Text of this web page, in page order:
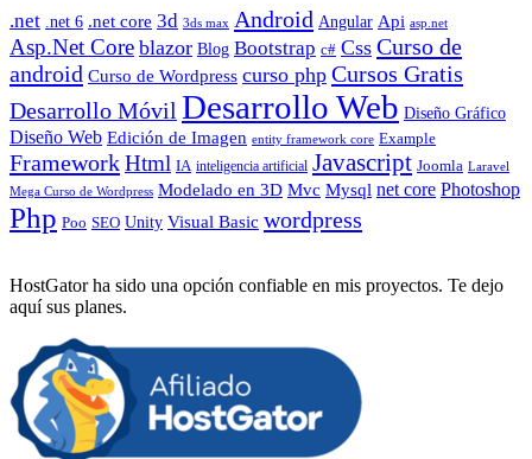
.net .net 6 .net core 3d 3ds max Android Angular Api asp.net
Asp.Net Core blazor Blog Bootstrap c# Css Curso de
android Curso de Wordpress curso php Cursos Gratis
Desarrollo Móvil Desarrollo Web Diseño Gráfico
Diseño Web Edición de Imagen entity framework core Example
FrameworkHtml IA inteligencia artificial Javascript Joomla Laravel
Mega Curso de Wordpress Modelado en 3D Mvc Mysql net core Photoshop
Php Poo SEO Unity Visual Basic wordpress
HostGator ha sido una opción confiable en mis proyectos. Te dejo
aquí sus planes.